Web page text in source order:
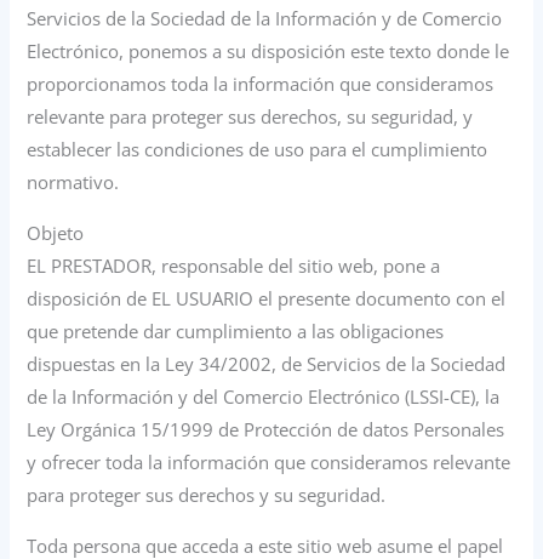
Servicios de la Sociedad de la Información y de Comercio
Electrónico, ponemos a su disposición este texto donde le
proporcionamos toda la información que consideramos
relevante para proteger sus derechos, su seguridad, y
establecer las condiciones de uso para el cumplimiento
normativo.
Objeto
EL PRESTADOR, responsable del sitio web, pone a
disposición de EL USUARIO el presente documento con el
que pretende dar cumplimiento a las obligaciones
dispuestas en la Ley 34/2002, de Servicios de la Sociedad
de la Información y del Comercio Electrónico (LSSI-CE), la
Ley Orgánica 15/1999 de Protección de datos Personales
y ofrecer toda la información que consideramos relevante
para proteger sus derechos y su seguridad.
Toda persona que acceda a este sitio web asume el papel